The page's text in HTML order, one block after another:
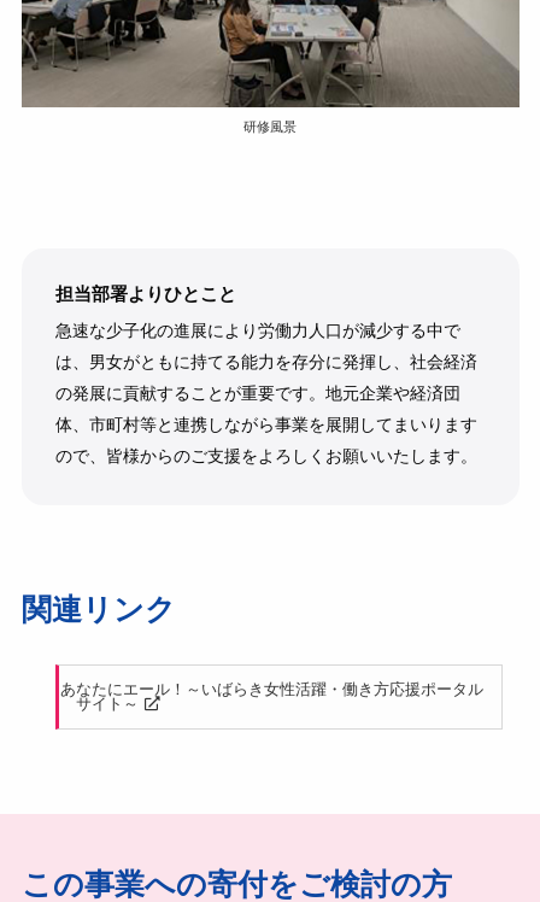
研修風景
担当部署よりひとこと
急速な少子化の進展により労働力人口が減少する中で
は、男女がともに持てる能力を存分に発揮し、社会経済
の発展に貢献することが重要です。地元企業や経済団
体、市町村等と連携しながら事業を展開してまいります
ので、皆様からのご支援をよろしくお願いいたします。
関連リンク
あなたにエール！～いばらき女性活躍・働き方応援ポータル
サイト～
この事業への寄付をご検討の方